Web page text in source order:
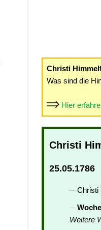
Christi
Was sind die
Hier
Christi
25.05.1786
Christi
Weitere